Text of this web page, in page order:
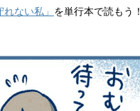
ない私」 を単行本で読もう！